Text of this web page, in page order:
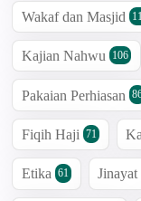
Wakaf dan Masjid
Kajian Nahwu 106
Pakaian Perhiasan
Fiqih Haji 71
Etika 61 Jinayat